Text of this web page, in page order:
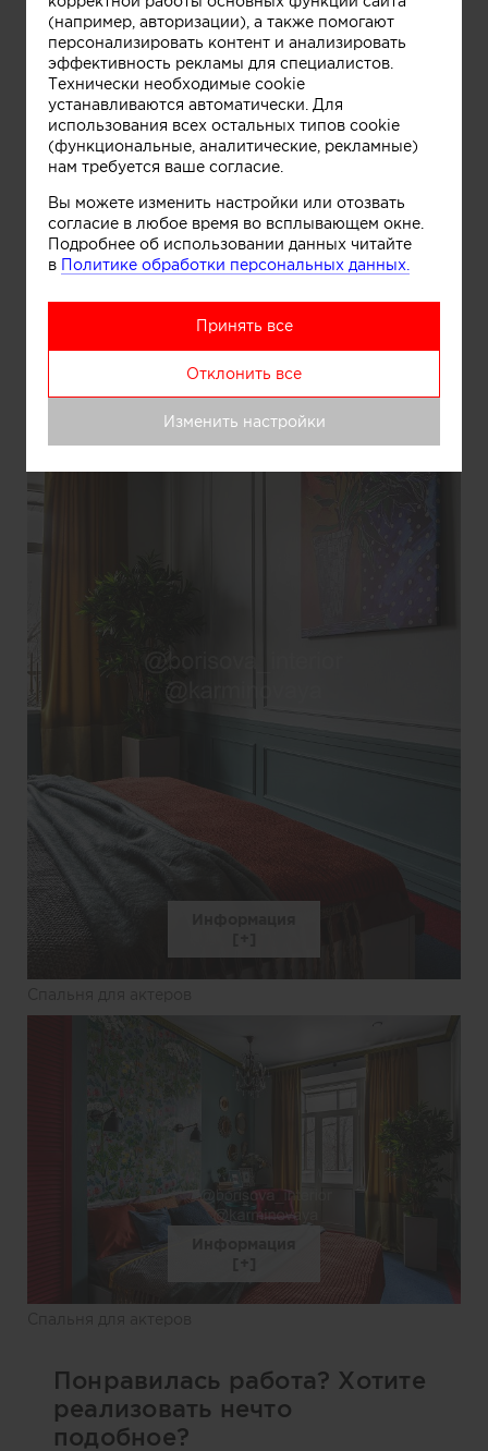
Информация
Спальня для актеров
Понравилась работа? Хотите
реализовать нечто
подобное?
(например, авторизации), а также помогают
персонализировать контент и анализировать
эффективность рекламы для специалистов.
Технически необходимые cookie
устанавливаются автоматически. Для
использования всех остальных типов cookie
(функциональные, аналитические, рекламные)
нам требуется ваше согласие.
Вы можете изменить настройки или отозвать
согласие в любое время во всплывающем окне.
Подробнее об использовании данных читайте
в Политике обработки персональных данных.
Принять все
Отклонить все
Изменить настройки